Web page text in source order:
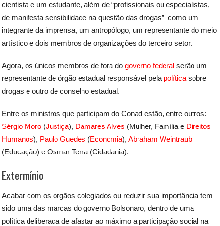
cientista e um estudante, além de “profissionais ou especialistas,
de manifesta sensibilidade na questão das drogas”, como um
integrante da imprensa, um antropólogo, um representante do meio
artístico e dois membros de organizações do terceiro setor.
Agora, os únicos membros de fora dogoverno federal serão um
representante de órgão estadual responsável pela política sobre
drogas e outro de conselho estadual.
Entre os ministros que participam do Conad estão, entre outros:
Sérgio Moro (Justiça), Damares Alves (Mulher, Família e Direitos
Humanos), Paulo Guedes (Economia),Abraham Weintraub
(Educação) e Osmar Terra (Cidadania).
Extermínio
Acabar com os órgãos colegiados ou reduzir sua importância tem
sido uma das marcas do governo Bolsonaro, dentro de uma
política deliberada de afastar ao máximo a participação social na